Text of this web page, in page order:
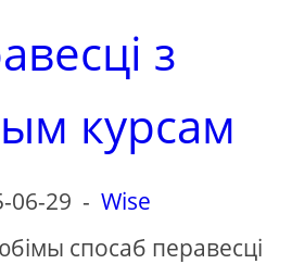
з
курсам
06-29 - Wise
спосаб перавесці